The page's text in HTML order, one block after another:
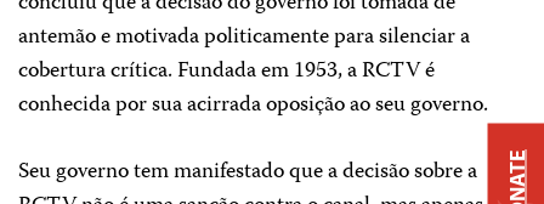
antemão e motivada politicamente para silenciar a
cobertura crítica. Fundada em 1953, a RCTV é
conhecida por sua acirrada oposição ao seu governo.
Seu governo tem manifestado que a decisão sobre a